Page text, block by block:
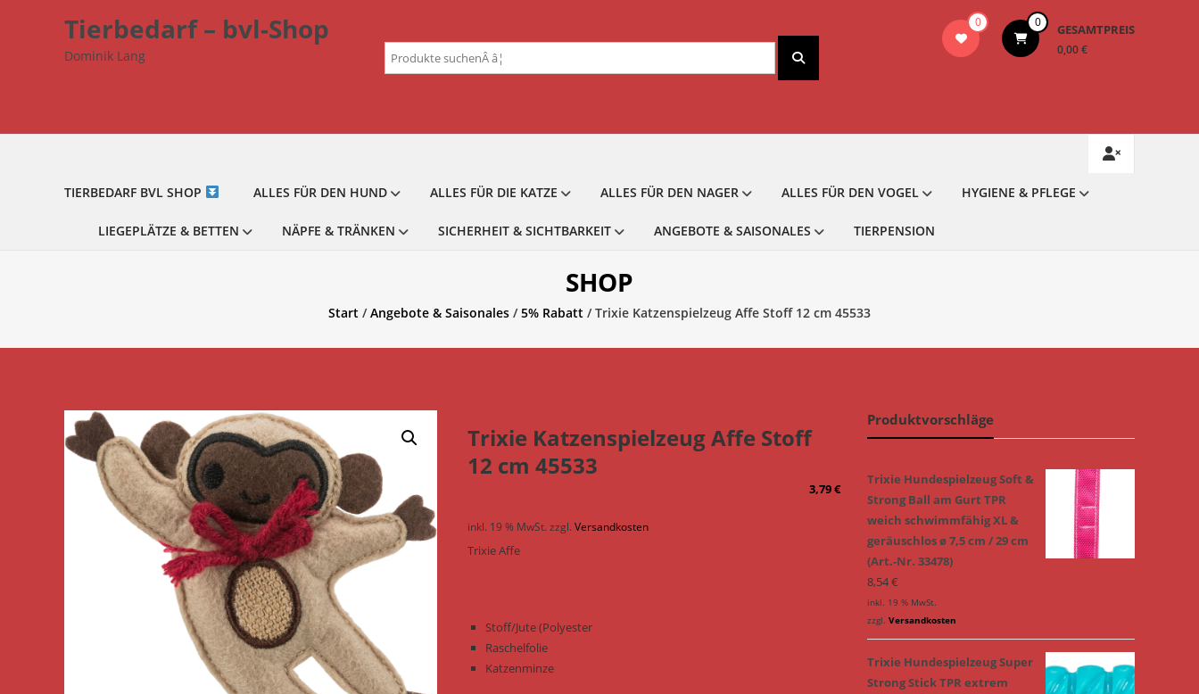
Tierbedarf – bvl-Shop
Dominik Lang
0 0 GESAMTPREIS
0,00 €
Suchen
nach:
TIERBEDARF BVL SHOP ALLES FÜR DEN HUND ALLES FÜR DIE KATZE ALLES FÜR DEN NAGER ALLES FÜR DEN VOGEL HYGIENE & PFLEGE
LIEGEPLÄTZE & BETTEN NÄPFE & TRÄNKEN SICHERHEIT & SICHTBARKEIT ANGEBOTE & SAISONALES TIERPENSION
SHOP
Start /Angebote & Saisonales /5% Rabatt / Trixie Katzenspielzeug Affe Stoff 12 cm 45533
Trixie Katzenspielzeug Affe Stoff
12 cm 45533
3,79€
inkl. 19 % MwSt. zzgl.Versandkosten
Trixie Affe
Stoff/Jute (Polyester
Raschelfolie
Katzenminze
Produktvorschläge
Trixie Hundespielzeug Soft &
Strong Ball am Gurt TPR
weich schwimmfähig XL &
geräuschlos ø 7,5 cm / 29 cm
(Art.-Nr. 33478)
8,54€
inkl. 19 % MwSt.
zzgl. Versandkosten
Trixie Hundespielzeug Super
Strong Stick TPR extrem